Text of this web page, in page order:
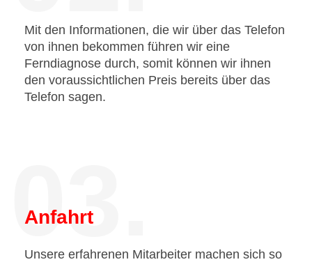
Mit den Informationen, die wir über das Telefon
von ihnen bekommen führen wir eine
Ferndiagnose durch, somit können wir ihnen
den voraussichtlichen Preis bereits über das
Telefon sagen.
03.
Anfahrt
Unsere erfahrenen Mitarbeiter machen sich so